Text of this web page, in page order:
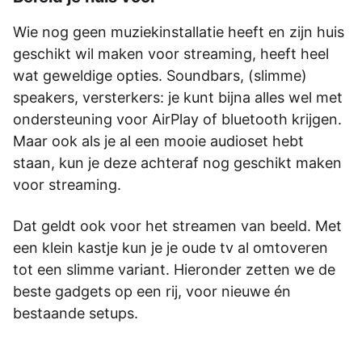
Wie nog geen muziekinstallatie heeft en zijn huis
geschikt wil maken voor streaming, heeft heel
wat geweldige opties. Soundbars, (slimme)
speakers, versterkers: je kunt bijna alles wel met
ondersteuning voor AirPlay of bluetooth krijgen.
Maar ook als je al een mooie audioset hebt
staan, kun je deze achteraf nog geschikt maken
voor streaming.
Dat geldt ook voor het streamen van beeld. Met
een klein kastje kun je je oude tv al omtoveren
tot een slimme variant. Hieronder zetten we de
beste gadgets op een rij, voor nieuwe én
bestaande setups.